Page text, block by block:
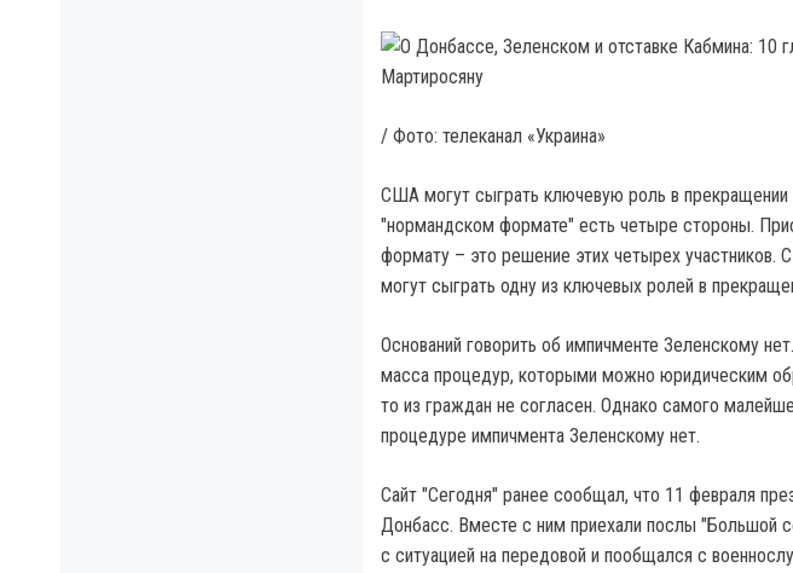
/ Фото: телеканал «Украина»
США могут сыграть ключевую роль в прекращении
"нормандском формате" есть четыре стороны.
формату – это решение этих четырех участников.
могут сыграть одну из ключевых ролей в
Оснований говорить об импичменте Зеленскому
масса процедур, которыми можно юридическим
то из граждан не согласен. Однако самого
процедуре импичмента Зеленскому нет.
Сайт "Сегодня" ранее сообщал, что 11 февраля
Донбасс. Вместе с ним приехали послы "Большой
с ситуацией на передовой и пообщался с